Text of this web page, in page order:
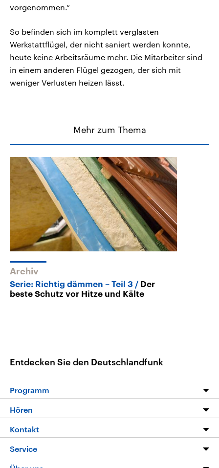
vorgenommen.“
So befinden sich im komplett verglasten
Werkstattflügel, der nicht saniert werden konnte,
heute keine Arbeitsräume mehr. Die Mitarbeiter sind
in einem anderen Flügel gezogen, der sich mit
weniger Verlusten heizen lässt.
Mehr zum Thema
Archiv
Serie: Richtig dämmen – Teil 3
Der
beste Schutz vor Hitze und Kälte
Entdecken Sie den Deutschlandfunk
Programm
Programm
Die Nachrichten
Nachrichtenleicht
Hören
Livestream
Podcasts
Kontakt
Hörerservice
Service
FAQ